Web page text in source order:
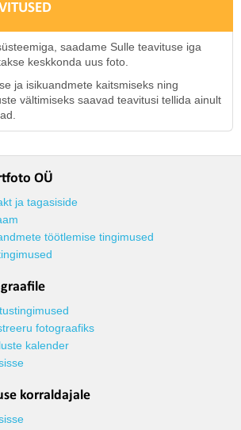
saadame Sulle teavituse iga
keskkonda uus foto.
ja isikuandmete kaitsmiseks ning
vältimiseks saavad teavitusi tellida ainult
OÜ
ja tagasiside
töötlemise tingimused
fotograafiks
kalender
korraldajale